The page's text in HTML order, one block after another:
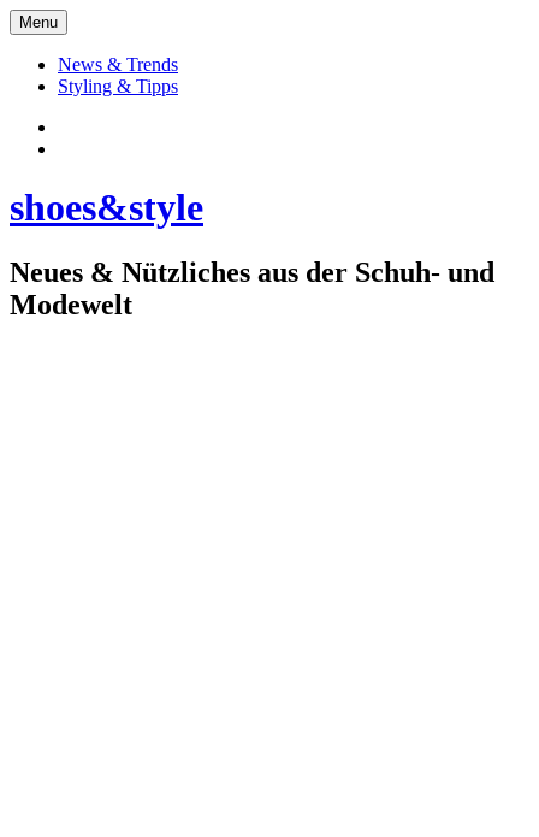
Skip
to
content
Menu
News & Trends
Styling & Tipps
shoes&style
Neues & Nützliches aus der Schuh- und
Modewelt